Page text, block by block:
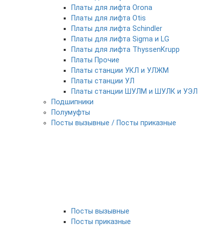
Платы для лифта Orona
Платы для лифта Otis
Платы для лифта Schindler
Платы для лифта Sigma и LG
Платы для лифта ThyssenKrupp
Платы Прочие
Платы станции УКЛ и УЛЖМ
Платы станции УЛ
Платы станции ШУЛМ и ШУЛК и УЭЛ
Подшипники
Полумуфты
Посты вызывные / Посты приказные
Посты вызывные
Посты приказные